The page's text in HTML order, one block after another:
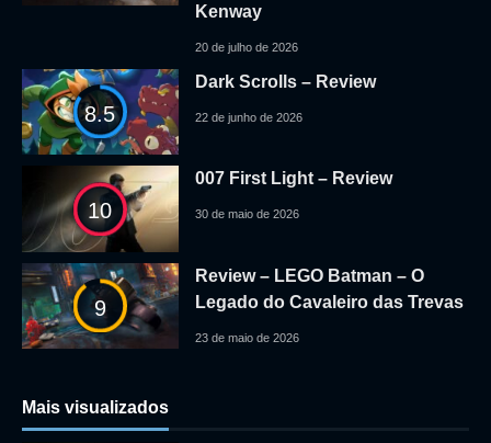
Kenway
20 de julho de 2026
8.5
Dark Scrolls – Review
22 de junho de 2026
10
007 First Light – Review
30 de maio de 2026
9
Review – LEGO Batman – O
Legado do Cavaleiro das Trevas
23 de maio de 2026
Mais visualizados